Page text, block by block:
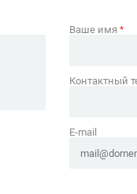
Ваше имя*
Контактный
E-mail